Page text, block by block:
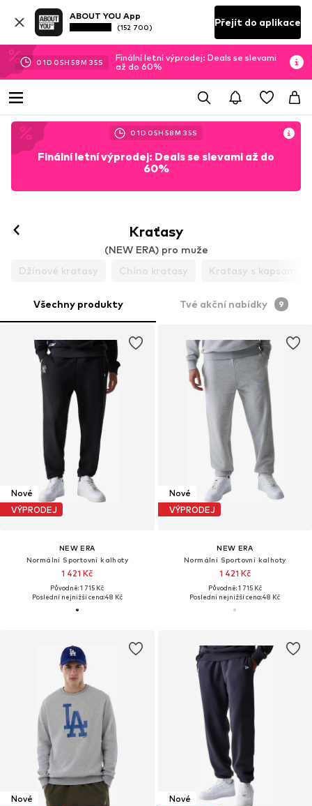
ABOUT YOU App
(152 700) Přejít do aplikace
01D 05H 58M 34S
Finální letní výprodej: Deals se slevami
až do 60%
01D 05H 58M 34S
Finální letní výprodej: Deals se slevami až do
60%
Kraťasy
(NEW ERA) pro muže
Džínové kraťasy
Chino kraťasy Kraťasy s kapsami
Všechny produkty Tvé akční nabídky 9
Nové
VÝPRODEJ
NEW ERA
Normální Sportovní kalhoty
1 421 Kč
Původně: 1 715 Kč
Poslední nejnižší cena:48 Kč
Nové
VÝPRODEJ
NEW ERA
Normální Sportovní kalhoty
1 421 Kč
Původně: 1 715 Kč
Poslední nejnižší cena:48 Kč
Nové
Nové